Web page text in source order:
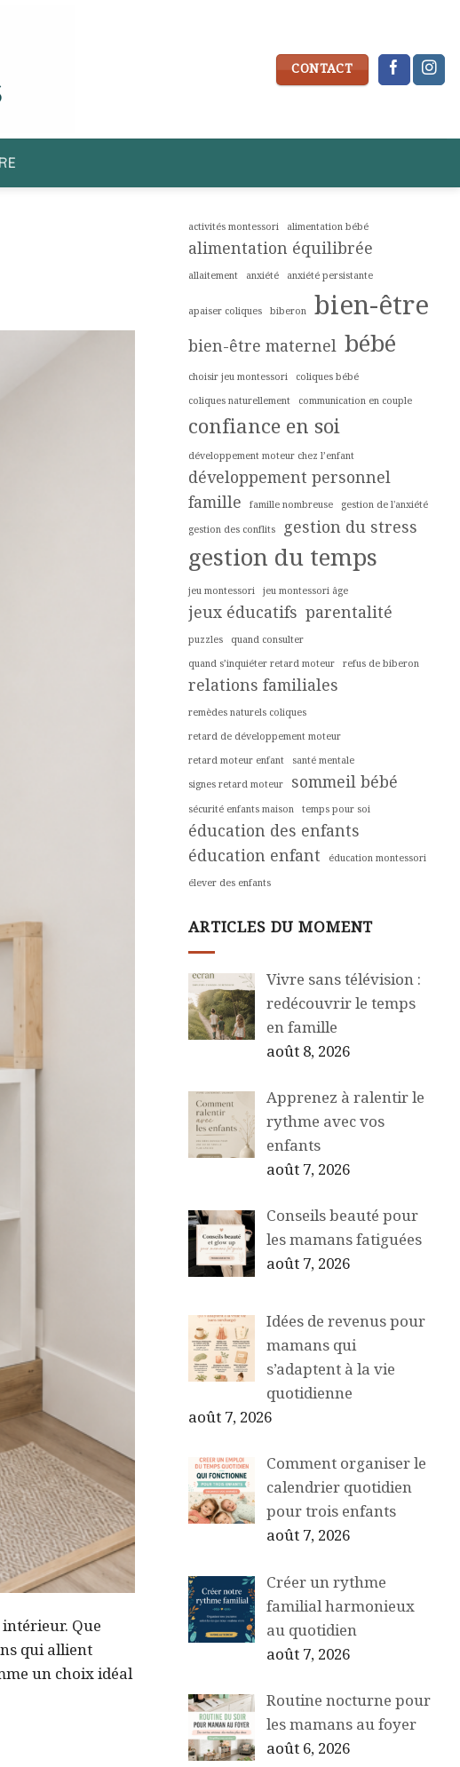
CONTACT
Que
qui allient
un choix idéal
activités montessori alimentation bébé
alimentation équilibrée
allaitement anxiété anxiété persistante
apaiser coliques biberon bien-être
bien-être maternel bébé
choisir jeu montessori
coliques bébé
coliques naturellement
communication en couple
confiance en soi
développement moteur chez l’enfant
développement personnel
famille
famille nombreuse
gestion de l'anxiété
gestion des conflits
gestion du stress
gestion du temps
jeu montessori jeu montessori âge
jeux éducatifs parentalité
puzzles
quand consulter
quand s’inquiéter retard moteur
refus de biberon
relations familiales
remèdes naturels coliques
retard de développement moteur
retard moteur enfant
santé mentale
signes retard moteur
sommeil bébé
sécurité enfants maison temps pour soi
éducation des enfants
éducation enfant
éducation montessori
élever des enfants
ARTICLES DU MOMENT
Vivre sans télévision :
redécouvrir le temps
en famille
août 8, 2026
Apprenez à ralentir le
rythme avec vos
enfants
août 7, 2026
Conseils beauté pour
les mamans fatiguées
août 7, 2026
Idées de revenus pour
mamans qui
s’adaptent à la vie
quotidienne
août 7, 2026
Comment organiser le
calendrier quotidien
pour trois enfants
août 7, 2026
Créer un rythme
familial harmonieux
au quotidien
août 7, 2026
Routine nocturne pour
les mamans au foyer
août 6, 2026